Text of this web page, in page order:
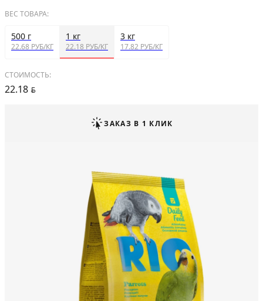
ВЕС ТОВАРА:
500 г
22.68 РУБ/КГ
1 кг
22.18 РУБ/КГ
3 кг
17.82 РУБ/КГ
СТОИМОСТЬ:
22.18 BYN
ЗАКАЗ В 1 КЛИК